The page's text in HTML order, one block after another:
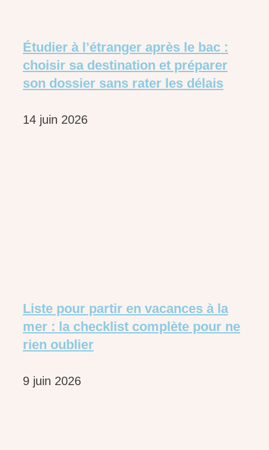
Étudier à l’étranger après le bac :
choisir sa destination et préparer
son dossier sans rater les délais
14 juin 2026
Liste pour partir en vacances à la
mer : la checklist complète pour ne
rien oublier
9 juin 2026